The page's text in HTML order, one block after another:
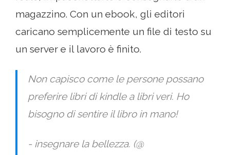
magazzino. Con un ebook, gli editori
caricano semplicemente un file di testo su
un server e il lavoro è finito.
Non capisco come le persone possano
preferire libri di kindle a libri veri. Ho
bisogno di sentire il libro in mano!
- insegnare la bellezza. (@